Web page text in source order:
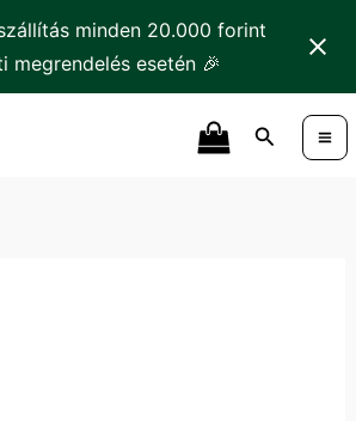
minden 20.000 forint
megrendelés esetén 🎉
Search